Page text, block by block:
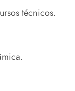
técnicos.